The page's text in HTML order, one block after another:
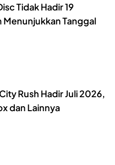
Tidak Hadir 19
Tanggal
Rush Hadir Juli 2026,
dan Lainnya